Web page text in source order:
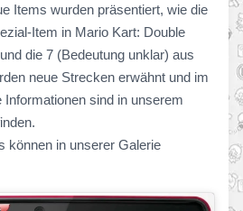
Items wurden präsentiert, wie die
Item in Mario Kart: Double
die 7 (Bedeutung unklar) aus
neue Strecken erwähnt und im
Informationen sind in unserem
können in unserer Galerie